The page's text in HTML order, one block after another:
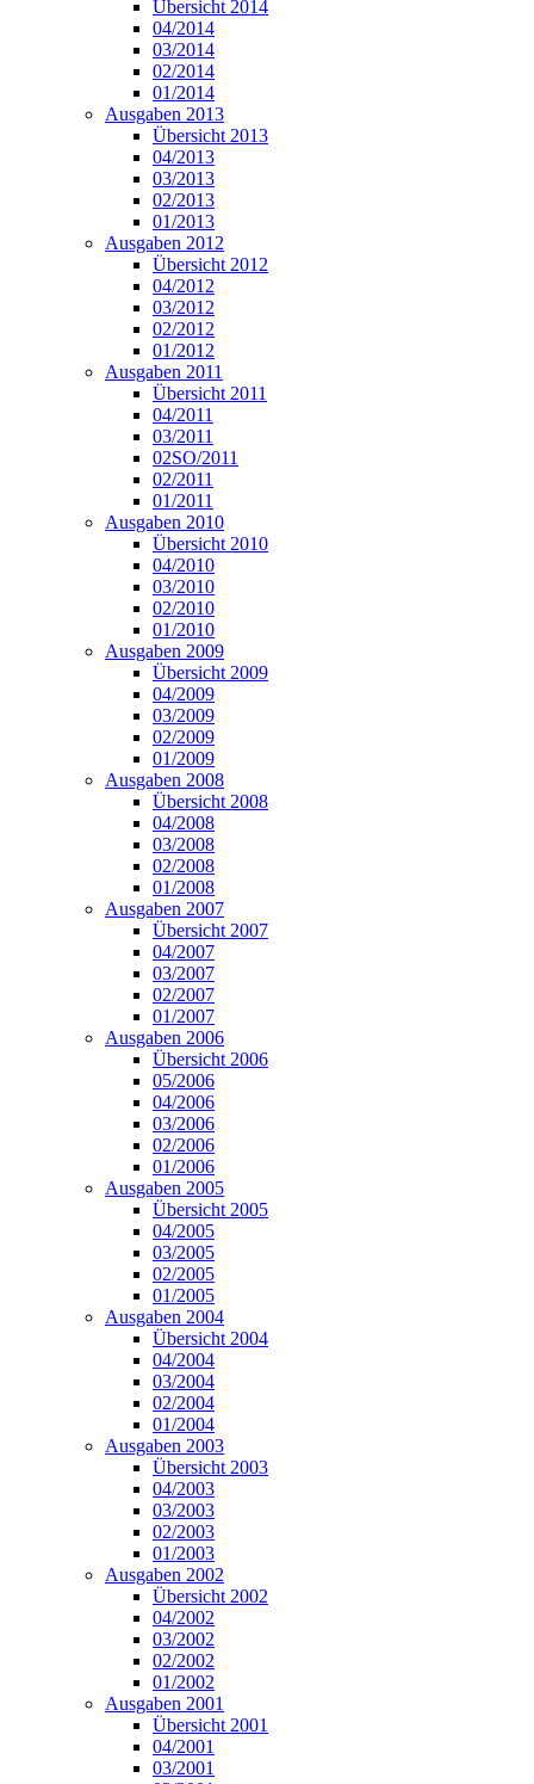
Übersicht 2014
04/2014
03/2014
02/2014
01/2014
Ausgaben 2013
Übersicht 2013
04/2013
03/2013
02/2013
01/2013
Ausgaben 2012
Übersicht 2012
04/2012
03/2012
02/2012
01/2012
Ausgaben 2011
Übersicht 2011
04/2011
03/2011
02SO/2011
02/2011
01/2011
Ausgaben 2010
Übersicht 2010
04/2010
03/2010
02/2010
01/2010
Ausgaben 2009
Übersicht 2009
04/2009
03/2009
02/2009
01/2009
Ausgaben 2008
Übersicht 2008
04/2008
03/2008
02/2008
01/2008
Ausgaben 2007
Übersicht 2007
04/2007
03/2007
02/2007
01/2007
Ausgaben 2006
Übersicht 2006
05/2006
04/2006
03/2006
02/2006
01/2006
Ausgaben 2005
Übersicht 2005
04/2005
03/2005
02/2005
01/2005
Ausgaben 2004
Übersicht 2004
04/2004
03/2004
02/2004
01/2004
Ausgaben 2003
Übersicht 2003
04/2003
03/2003
02/2003
01/2003
Ausgaben 2002
Übersicht 2002
04/2002
03/2002
02/2002
01/2002
Ausgaben 2001
Übersicht 2001
04/2001
03/2001